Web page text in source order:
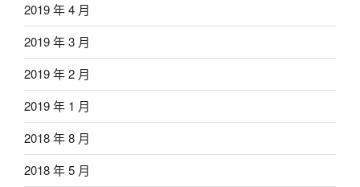
2019 年 4 月
2019 年 3 月
2019 年 2 月
2019 年 1 月
2018 年 8 月
2018 年 5 月